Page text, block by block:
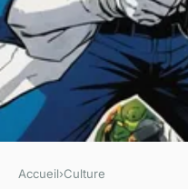
Accueil›Culture